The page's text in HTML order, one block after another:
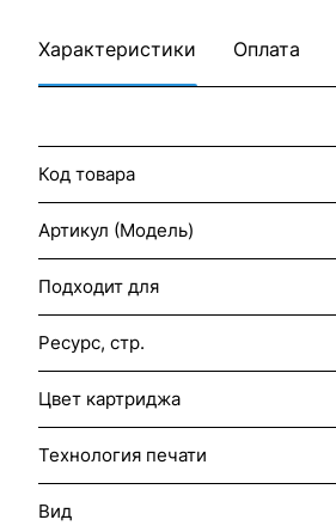
Характеристики Оплата
Код товара
Артикул (Модель)
Подходит для
Ресурс, стр.
Цвет картриджа
Технология печати
Вид